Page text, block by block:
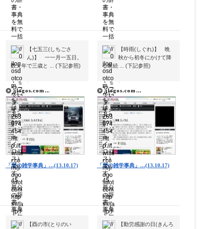
【七五三(しちごさ
ん)】 一一月一五日。
数え年で三歳と ... (下記参照)
jlogos.com…
「暦の雑学事典」…(13.10.17)
【時雨(しぐれ)】 晩
秋から初冬にかけて降
る断続 ... (下記参照)
jlogos.com…
「暦の雑学事典」…(13.10.17)
【酉の市(とりのい
【勤労感謝の日(きんろ